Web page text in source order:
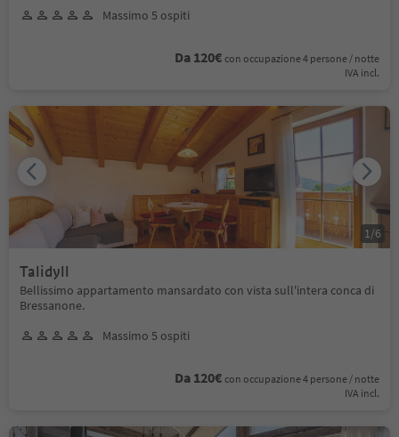
Massimo 5 ospiti
Da 120€ con occupazione 4 persone / notte
IVA incl.
Talidyll
Bellissimo appartamento mansardato con vista sull'intera conca di
Bressanone.
Massimo 5 ospiti
Da 120€ con occupazione 4 persone / notte
IVA incl.
1 /6